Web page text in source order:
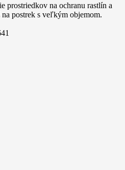
prostriedkov na ochranu rastlín a
postrek s veľkým objemom.